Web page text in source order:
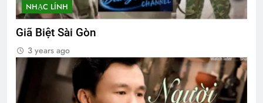
NHẠC LÍNH
Giã Biệt Sài Gòn
3 years ago